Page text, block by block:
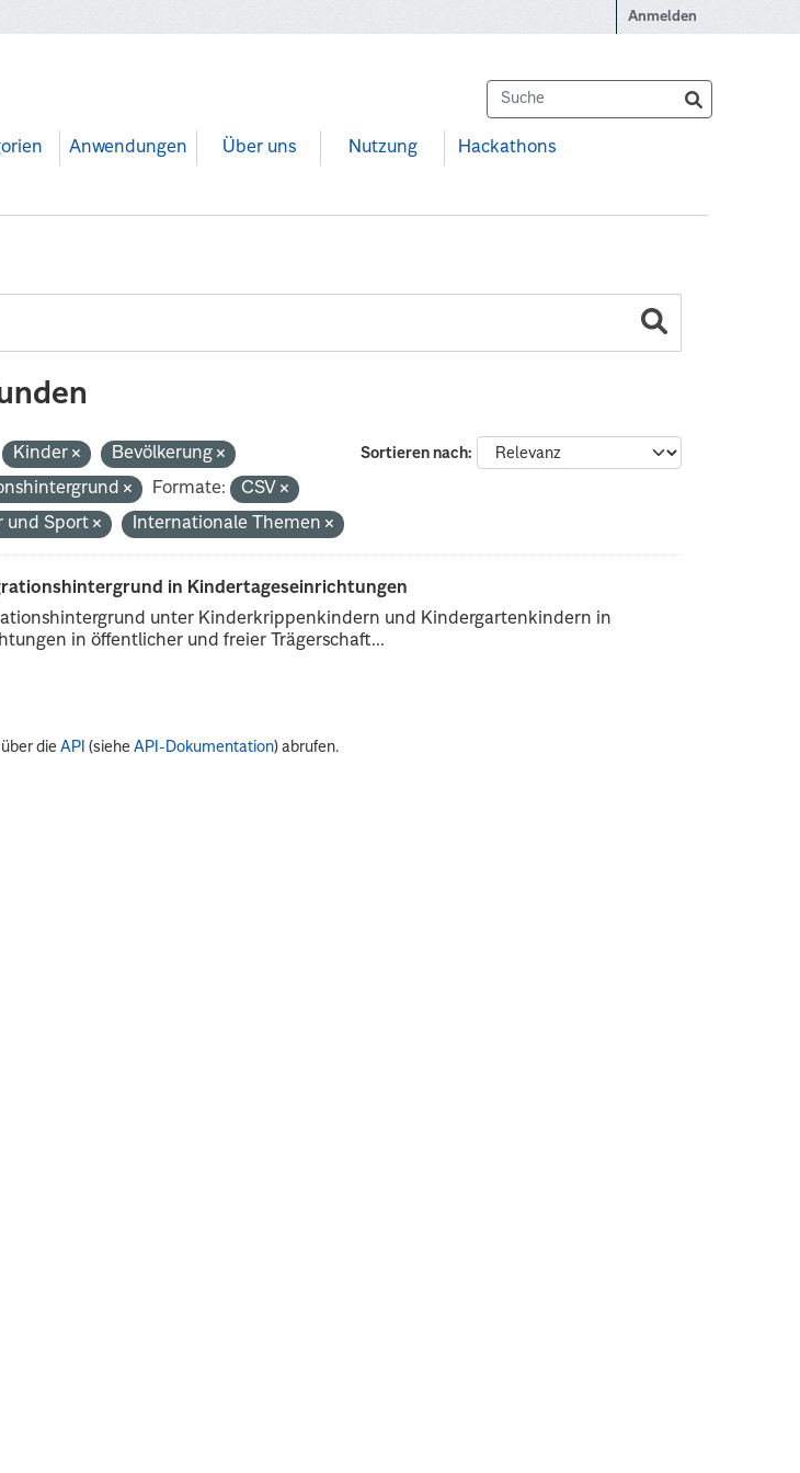
Anmelden
Anwendungen Über uns Nutzung Hackathons
Sortieren nach
Kinder
Bevölkerung
Formate:
CSV
und Sport Internationale Themen
in Kindertageseinrichtungen
unter Kinderkrippenkindern und Kindergartenkindern in
in öffentlicher und freier Trägerschaft...
über dieAPI (sieheAPI-Dokumentation) abrufen.